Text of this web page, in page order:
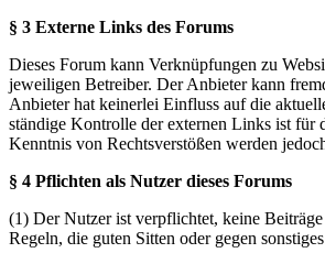
§ 3 Externe Links des Forums
Dieses Forum kann Verknüpfungen zu
jeweiligen Betreiber. Der Anbieter kann
Anbieter hat keinerlei Einfluss auf die
ständige Kontrolle der externen Links ist für
Kenntnis von Rechtsverstößen werden
§ 4 Pflichten als Nutzer dieses Forums
(1) Der Nutzer ist verpflichtet, keine
Regeln, die guten Sitten oder gegen